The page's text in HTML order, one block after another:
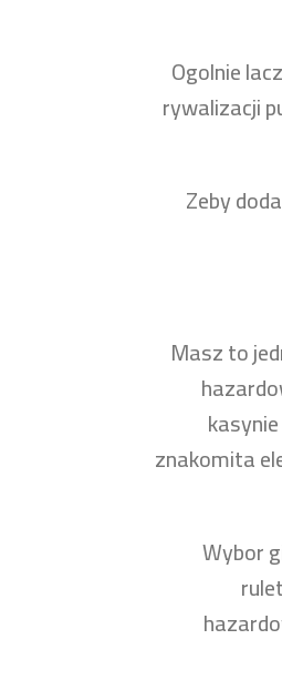
Ogolnie
rywalizacji
Zeby
Masz to
znakomita
Wybor